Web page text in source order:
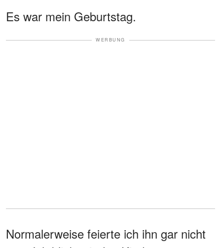
Es war mein Geburtstag.
WERBUNG
Normalerweise feierte ich ihn gar nicht